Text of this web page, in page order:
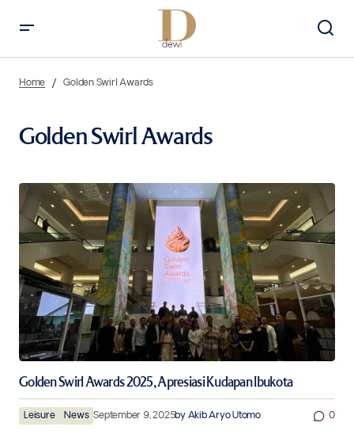
Home Golden Swirl Awards
Golden Swirl Awards
Golden Swirl Awards 2025, Apresiasi Kudapan Ibukota
Leisure News September 9, 2025by Akib Aryo Utomo 0